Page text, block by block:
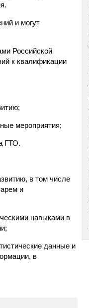
и могут
Российской
к квалификации
мероприятия;
ГТО.
в том числе
и
навыками в
данные и
в